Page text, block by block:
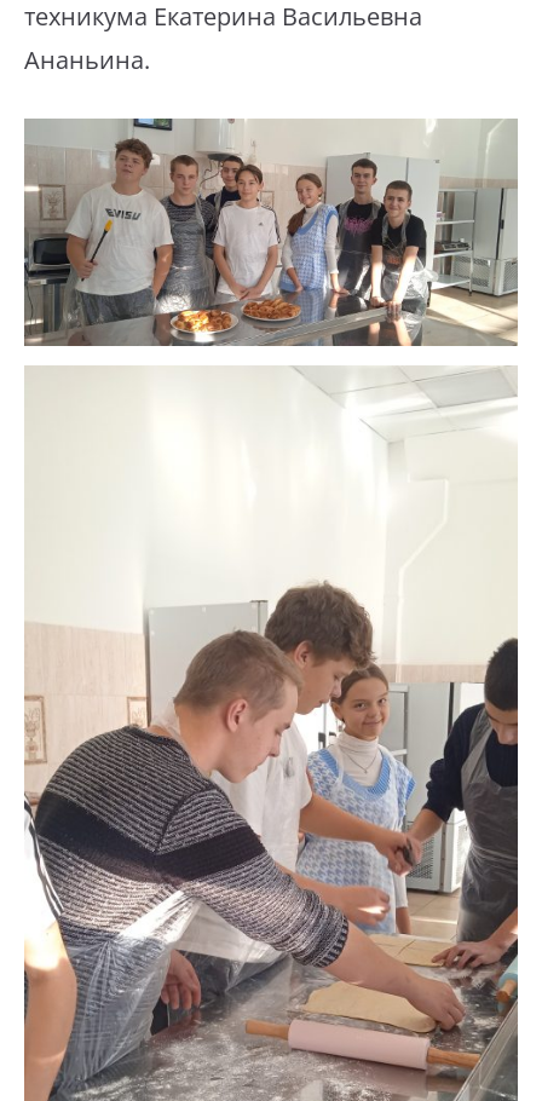
техникума Екатерина Васильевна
Ананьина.